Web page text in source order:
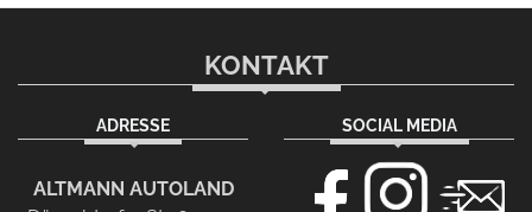
KONTAKT
ADRESSE
ALTMANN AUTOLAND
SOCIAL MEDIA